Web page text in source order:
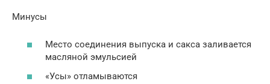
Минусы
Место соединения выпуска и сакса заливается
масляной эмульсией
«Усы» отламываются